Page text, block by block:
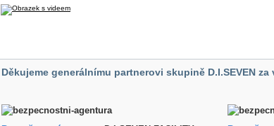
Děkujeme generálnímu partnerovi skupině D.I.SEVEN